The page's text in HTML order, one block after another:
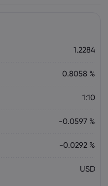
Unite
1.2284
0.8058 %
1:10
-0.0597 %
-0.0292 %
USD